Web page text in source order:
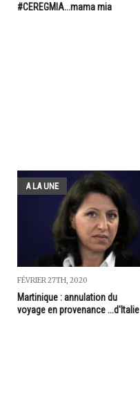
#CEREGMIA...mama mia
A LA UNE
FÉVRIER 27TH, 2020
Martinique : annulation du
voyage en provenance ...d'Italie